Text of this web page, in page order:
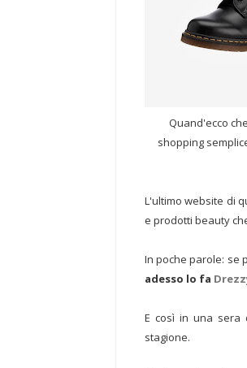
Quand'ecco
shopping
L'ultimo website di
e prodotti beauty
In poche parole: se
adesso lo fa
E così in una sera
stagione.